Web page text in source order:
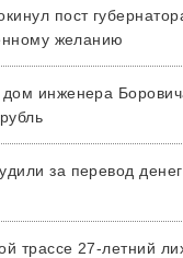
пост
желанию
инженера
за перевод
трассе 27-летний